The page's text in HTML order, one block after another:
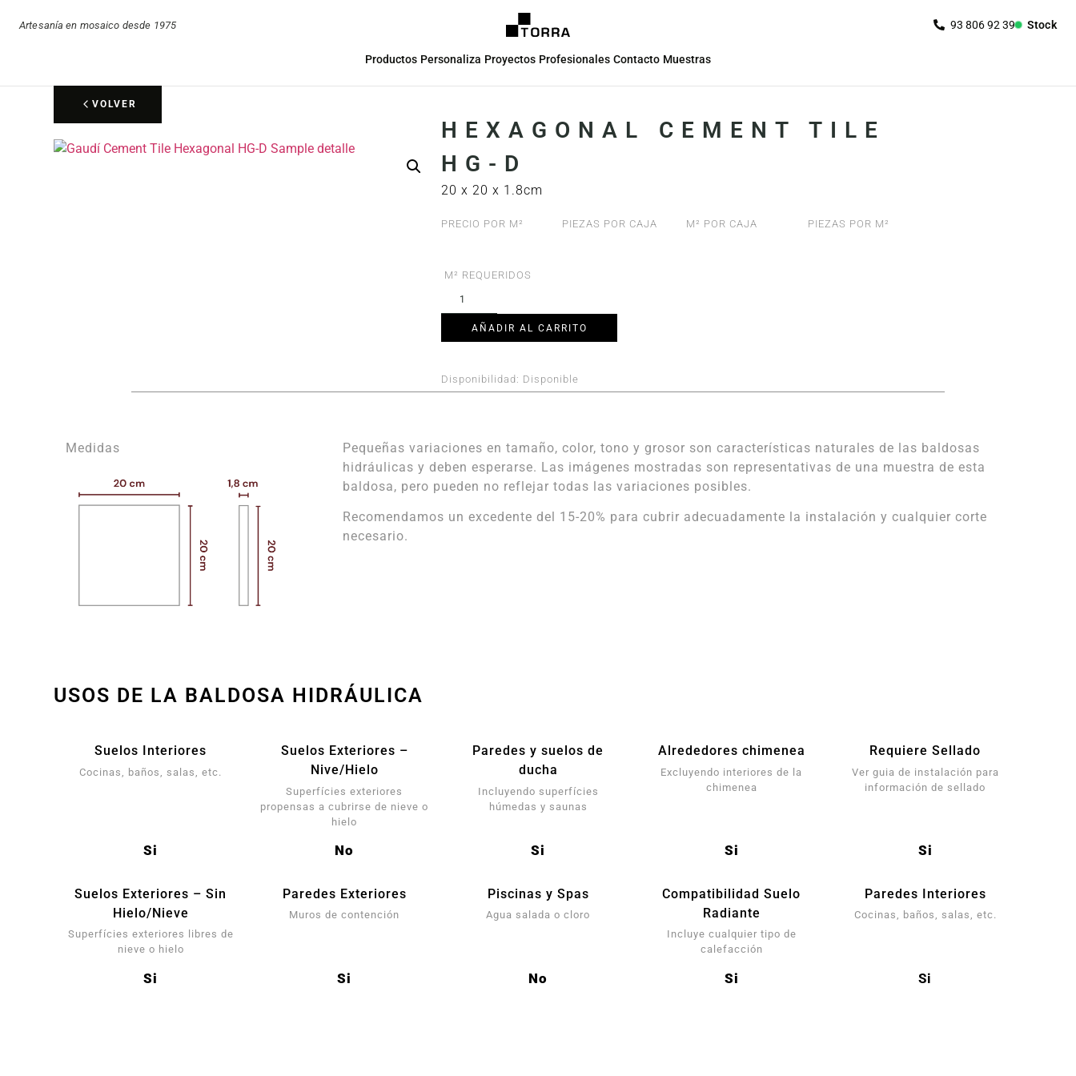
Artesanía en mosaico desde 1975 Stock
Productos Personaliza Proyectos Profesionales Contacto Muestras
VOLVER
HEXAGONAL CEMENT TILE
HG-D
20 x 20 x 1.8cm
PRECIO POR M² PIEZAS POR CAJA M² POR CAJA PIEZAS POR M²
M² REQUERIDOS
AÑADIR AL CARRITO
Disponibilidad: Disponible
Medidas
Pequeñas variaciones en tamaño, color, tono y grosor son características naturales de las baldosas
hidráulicas y deben esperarse. Las imágenes mostradas son representativas de una muestra de esta
baldosa, pero pueden no reflejar todas las variaciones posibles.
Recomendamos un excedente del 15-20% para cubrir adecuadamente la instalación y cualquier corte
necesario.
USOS DE LA BALDOSA HIDRÁULICA
Suelos Interiores
Cocinas, baños, salas, etc.
Si
Suelos Exteriores –
Nive/Hielo
Superfícies exteriores
propensas a cubrirse de nieve o
hielo
No
Paredes y suelos de
ducha
Incluyendo superfícies
húmedas y saunas
Si
Alrededores chimenea
Excluyendo interiores de la
chimenea
Si
Requiere Sellado
Ver guia de instalación para
información de sellado
Si
Suelos Exteriores – Sin
Hielo/Nieve
Superfícies exteriores libres de
nieve o hielo
Si
Paredes Exteriores
Muros de contención
Si
Piscinas y Spas
Agua salada o cloro
No
Compatibilidad Suelo
Radiante
Incluye cualquier tipo de
calefacción
Si
Paredes Interiores
Cocinas, baños, salas, etc.
Si